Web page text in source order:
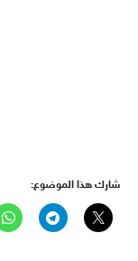
شارك هذا الموضوع: